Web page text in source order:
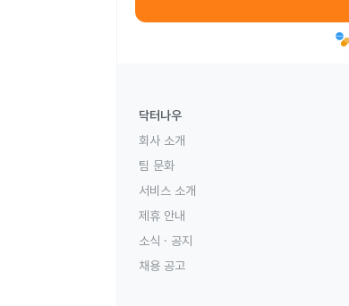
닥터나우
회사 소개
팀 문화
서비스 소개
제휴 안내
소식 · 공지
채용 공고